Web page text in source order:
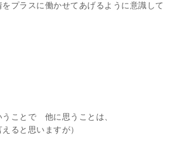
プラスに働かせてあげるように意識して
うことで 他に思うことは、
えると思いますが）